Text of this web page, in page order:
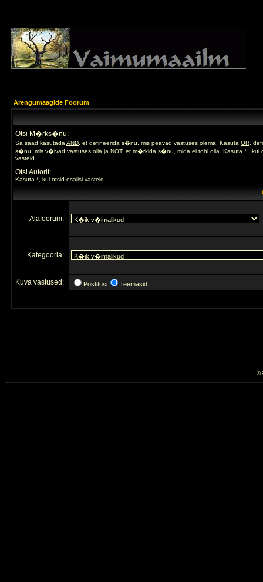
Arengumaagide Foorum
Otsi M�rks�nu:
Sa saad kasutada AND , et defineerida s�nu, mis peavad vastuses olema. Kasuta OR ,
s�nu, mis v�ivad vastuses olla ja NOT, et m�rkida s�nu, mida ei tohi olla. Kasuta * , kui
vasteid
Otsi Autorit:
Kasuta *, kui otsid osalisi vasteid
Alafoorum:
Kategooria:
Kuva vastused: Postitusi Teemasid
©